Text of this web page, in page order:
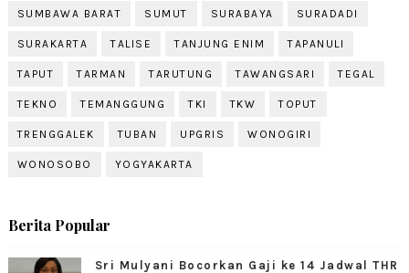
SUMBAWA BARAT SUMUT SURABAYA SURADADI
SURAKARTA TALISE TANJUNG ENIM TAPANULI
TAPUT TARMAN TARUTUNG TAWANGSARI TEGAL
TEKNO TEMANGGUNG TKI TKW TOPUT
TRENGGALEK TUBAN UPGRIS WONOGIRI
WONOSOBO YOGYAKARTA
Berita Popular
Sri Mulyani Bocorkan Gaji ke 14 Jadwal THR